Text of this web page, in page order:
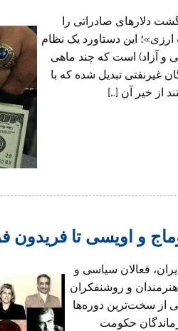
7 ماه عدم بازگشت دلارهای صادراتی را
دلار رانت ارزی»؛ این دستاورد یک نظام
و آزاد) است که چند ماهی
غیرنفتی تبدیل شده که با
از خیر آن […]
و اویسی تا فریدون
فعالان سیاسی و
و روشنفکران
از سخت‌ترین دوره‌ها
حکومت